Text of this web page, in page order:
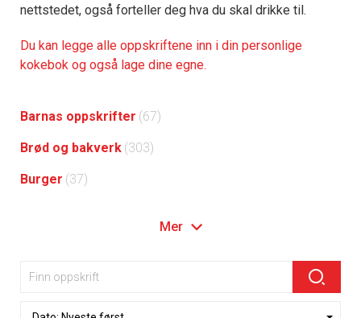
nettstedet, også forteller deg hva du skal drikke til.
Du kan legge alle oppskriftene inn i din personlige
kokebok og også lage dine egne.
Barnas oppskrifter (67)
Brød og bakverk (303)
Burger (37)
Mer